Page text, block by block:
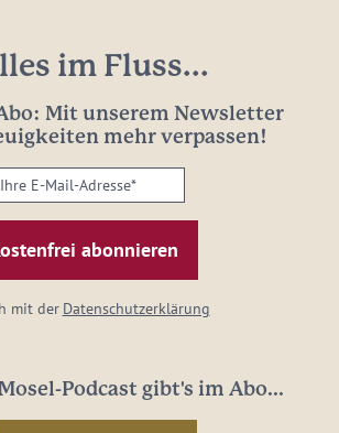
im Fluss...
Mit unserem Newsletter
mehr verpassen!
mit der Datenschutzerklärung
Podcast gibt's im Abo...